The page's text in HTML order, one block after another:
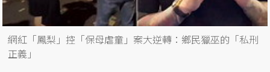
網紅「鳳梨」控「保母虐童」案大逆轉：鄉民獵巫的「私刑
正義」